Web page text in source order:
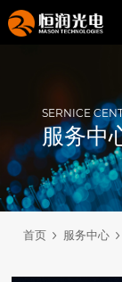
SERNICE
服务中
首页 服务中心